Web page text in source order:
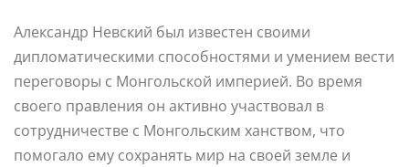
Александр Невский был известен своими
дипломатическими способностями и умением вести
переговоры с Монгольской империей. Во время
своего правления он активно участвовал в
сотрудничестве с Монгольским ханством, что
помогало ему сохранять мир на своей земле и